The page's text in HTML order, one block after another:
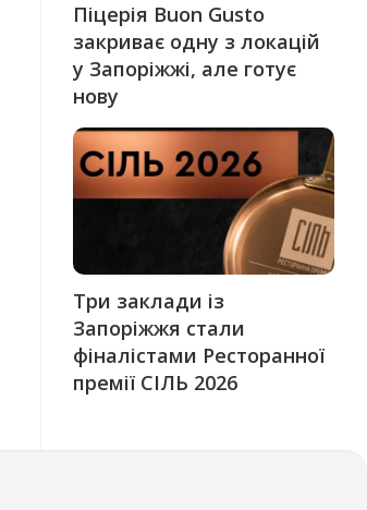
Піцерія Buon Gusto
закриває одну з локацій
у Запоріжжі, але готує
нову
Три заклади із
Запоріжжя стали
фіналістами Ресторанної
премії СІЛЬ 2026